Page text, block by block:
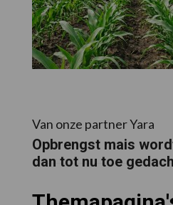
Van onze partner Yara
Opbrengst mais
dan tot nu toe